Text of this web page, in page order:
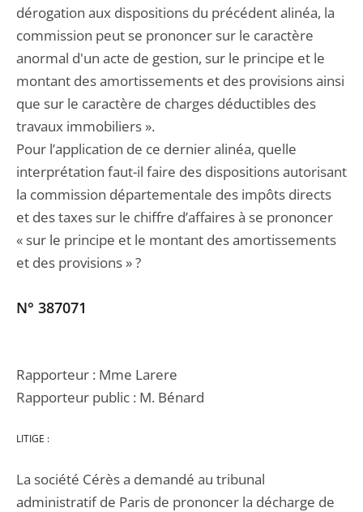
dérogation aux dispositions du précédent alinéa, la
commission peut se prononcer sur le caractère
anormal d'un acte de gestion, sur le principe et le
montant des amortissements et des provisions ainsi
que sur le caractère de charges déductibles des
travaux immobiliers ».
Pour l’application de ce dernier alinéa, quelle
interprétation faut-il faire des dispositions autorisant
la commission départementale des impôts directs
et des taxes sur le chiffre d’affaires à se prononcer
« sur le principe et le montant des amortissements
et des provisions » ?
N° 387071
Rapporteur : Mme Larere
Rapporteur public : M. Bénard
LITIGE :
La société Cérès a demandé au tribunal
administratif de Paris de prononcer la décharge de